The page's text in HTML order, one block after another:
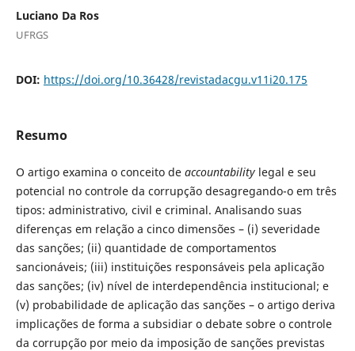
Luciano Da Ros
UFRGS
DOI: https://doi.org/10.36428/revistadacgu.v11i20.175
Resumo
O artigo examina o conceito de accountabilitylegal e seu
potencial no controle da corrupção desagregando-o em três
tipos: administrativo, civil e criminal. Analisando suas
diferenças em relação a cinco dimensões – (i) severidade
das sanções; (ii) quantidade de comportamentos
sancionáveis; (iii) instituições responsáveis pela aplicação
das sanções; (iv) nível de interdependência institucional; e
(v) probabilidade de aplicação das sanções – o artigo deriva
implicações de forma a subsidiar o debate sobre o controle
da corrupção por meio da imposição de sanções previstas